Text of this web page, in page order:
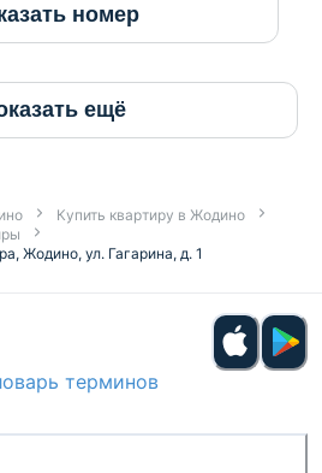
номер
ещё
Купить квартиру в Жодино
Жодино, ул. Гагарина, д. 1
терминов